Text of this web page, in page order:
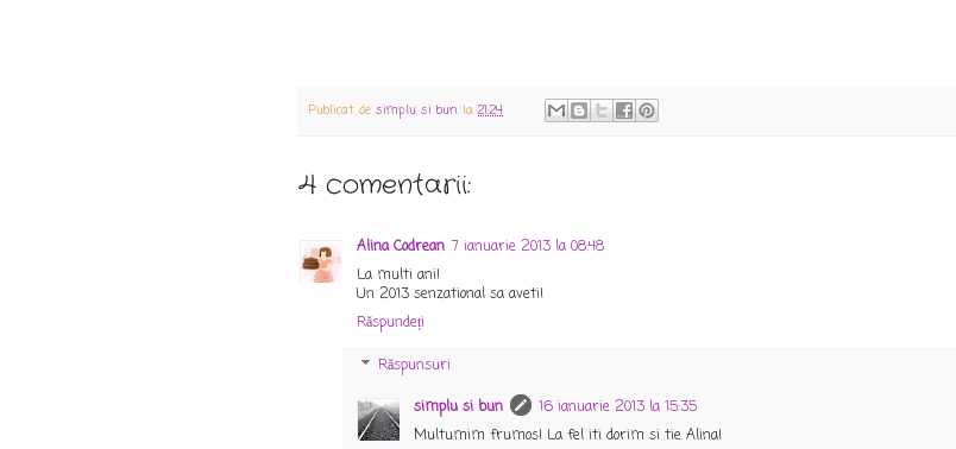
Publicat de simplu si bun la21:24
4 comentarii:
Alina Codrean 7 ianuarie 2013 la 08:48
La multi ani!
Un 2013 senzational sa aveti!
Răspundeți
Răspunsuri
simplu si bun
16 ianuarie 2013 la 15:35
Multumim frumos! La fel iti dorim si tie Alina!